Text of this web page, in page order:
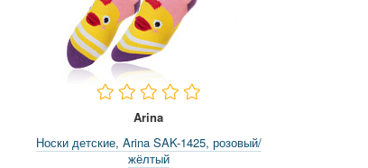
Arina
Носки детские, Arina SAK-1425, розовый/
жёлтый